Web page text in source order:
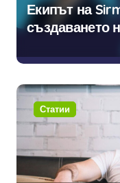
Екипът на
създаването
навлизане на
интелект в
Статии